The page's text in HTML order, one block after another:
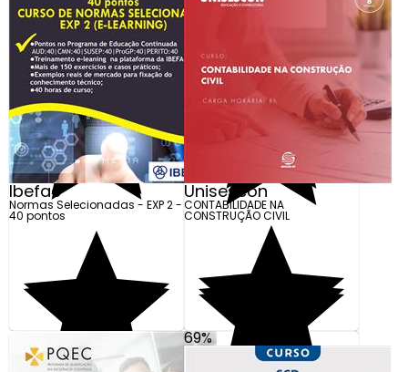
Ibefac
Normas Selecionadas - EXP 2 -
40 pontos
Unisescon
CONTABILIDADE NA
CONSTRUÇÃO CIVIL
69%